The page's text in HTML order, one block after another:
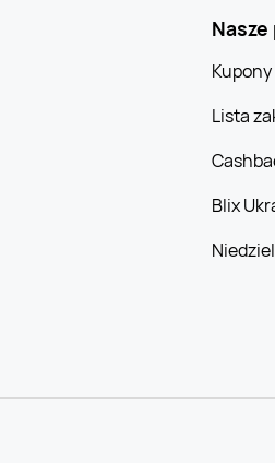
Lista
Blix